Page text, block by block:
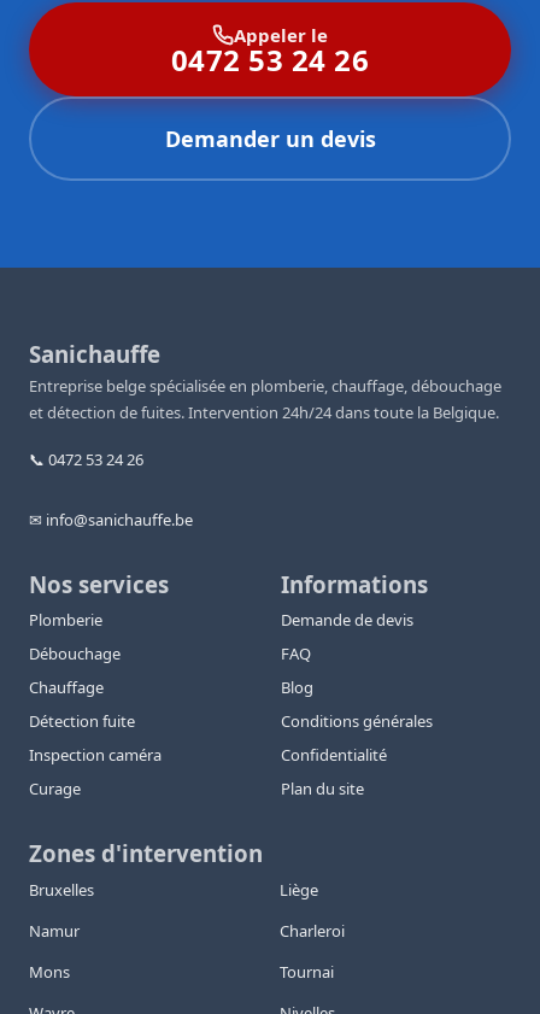
Appeler le
0472 53 24 26
Demander un devis
Sanichauffe
Entreprise belge spécialisée en plomberie, chauffage, débouchage
et détection de fuites. Intervention 24h/24 dans toute la Belgique.
📞 0472 53 24 26
✉ info@sanichauffe.be
Nos services
Plomberie
Débouchage
Chauffage
Détection fuite
Inspection caméra
Curage
Informations
Demande de devis
FAQ
Blog
Conditions générales
Confidentialité
Plan du site
Zones d'intervention
Bruxelles
Liège
Namur
Charleroi
Mons
Tournai